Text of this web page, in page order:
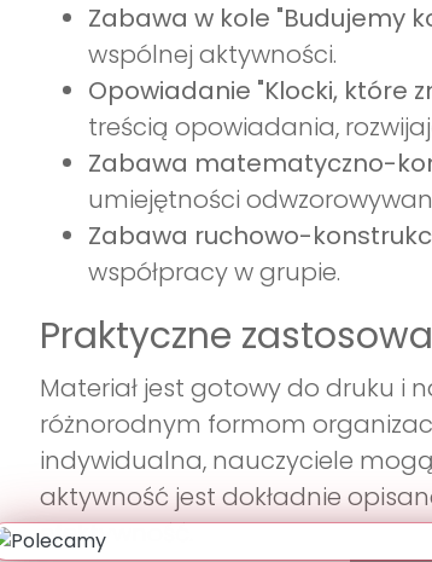
Zabawa w kole "Budujemy
wspólnej aktywności.
Opowiadanie "Klocki, które
treścią opowiadania,
Zabawa matematyczno-
umiejętności
Zabawa ruchowo-
współpracy w grupie.
Praktyczne
Materiał jest gotowy do druku i
różnorodnym formom
indywidualna, nauczyciele
aktywność jest dokładnie
efektywność.